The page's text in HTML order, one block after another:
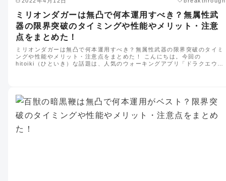
ミリオンダガーは無凸で何本運用すべき？無属性武
器の限界突破のタイミングや性能やメリット・注意
点をまとめた！
ミリオンダガーは無凸で何本運用すべき？無属性武器の限界突破のタイミ
ングや性能やメリット・注意点をまとめた！ こんにちは。今回の
hitoiki（ひといき）な話題は、人気のウォーキングアプリ「ドラクエウ…